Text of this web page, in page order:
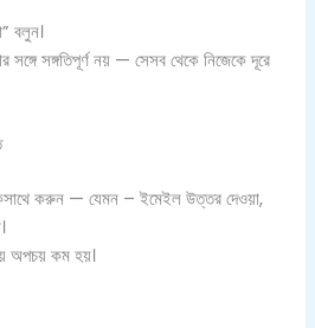
বলুন।
সঙ্গে সঙ্গতিপূর্ণ নয় — সেসব থেকে নিজেকে দূরে
করুন — যেমন – ইমেইল উত্তর দেওয়া,
অপচয় কম হয়।